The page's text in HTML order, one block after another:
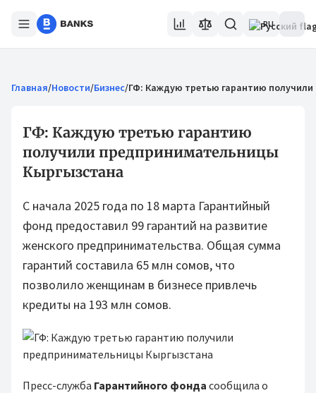
RU
Главная/Новости/Бизнес/ГФ: Каждую третью гарантию
ГФ: Каждую третью гарантию
получили предпринимательницы
Кыргызстана
С начала 2025 года по 18 марта Гарантийный
фонд предоставил 99 гарантий на развитие
женского предпринимательства. Общая сумма
гарантий составила 65 млн сомов, что
позволило женщинам в бизнесе привлечь
кредиты на 193 млн сомов.
Пресс-служба Гарантийного фонда сообщила о